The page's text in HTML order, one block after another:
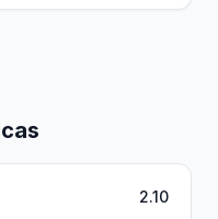
2.10